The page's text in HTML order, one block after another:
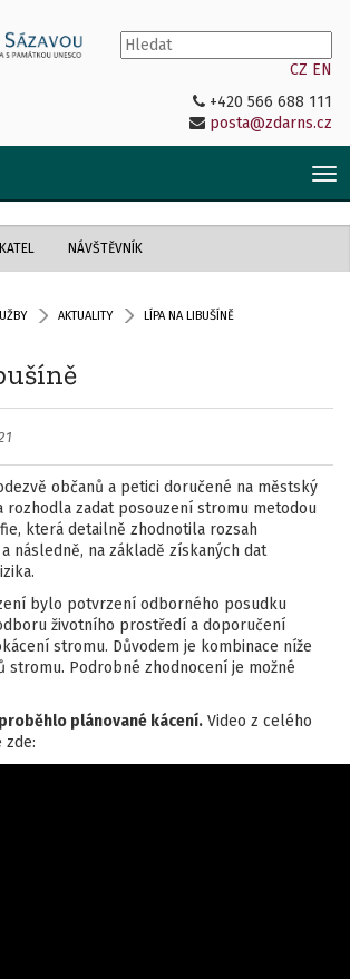
CZ EN
+420 566 688 111
posta@zdarns.cz
NÁVŠTĚVNÍK
AKTUALITY LÍPA NA LIBUŠÍNĚ
občanů a petici doručené na městský
rozhodla zadat posouzení stromu metodou
která detailně zhodnotila rozsah
následně, na základě získaných dat
bylo potvrzení odborného posudku
životního prostředí a doporučení
stromu. Důvodem je kombinace níže
stromu. Podrobné zhodnocení je možné
plánované kácení. Video z celého
zde: